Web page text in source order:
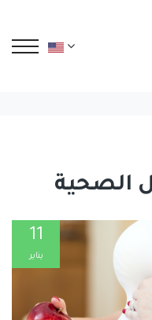
الصحية
11
يناير